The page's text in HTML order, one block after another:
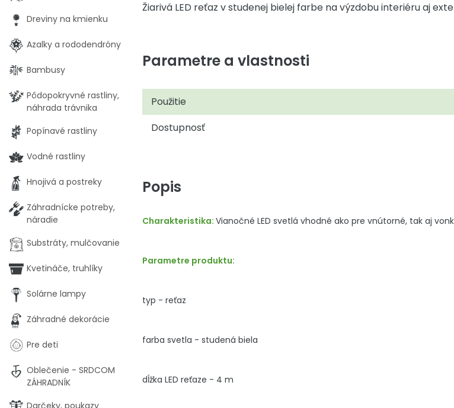
Žiarivá LED reťaz v studenej bielej farbe na výzdobu interiéru aj
Parametre a vlastnosti
Použitie
Dostupnosť
Popis
Charakteristika: Vianočné LED svetlá vhodné ako pre vnútorné, tak aj
Parametre produktu:
typ - reťaz
farba svetla - studená biela
dĺžka LED reťaze - 4 m
Dreviny na kmienku
Azalky a rododendróny
Bambusy
Pôdopokryvné rastliny,
náhrada trávnika
Popínavé rastliny
Vodné rastliny
Hnojivá a postreky
Záhradnícke potreby,
náradie
Substráty, mulčovanie
Kvetináče, truhlíky
Solárne lampy
Záhradné dekorácie
Pre deti
Oblečenie - SRDCOM
ZÁHRADNÍK
Darčeky, poukazy